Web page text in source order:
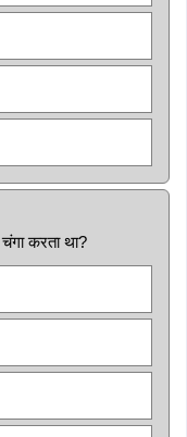
करता था?